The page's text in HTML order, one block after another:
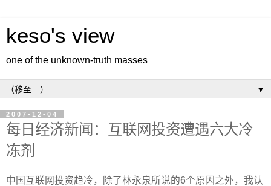
keso's view
one of the unknown-truth masses
▼
2007-12-04
每日经济新闻：互联网投资遭遇六大冷
冻剂
中国互联网投资趋冷，除了林永泉所说的6个原因之外，我认